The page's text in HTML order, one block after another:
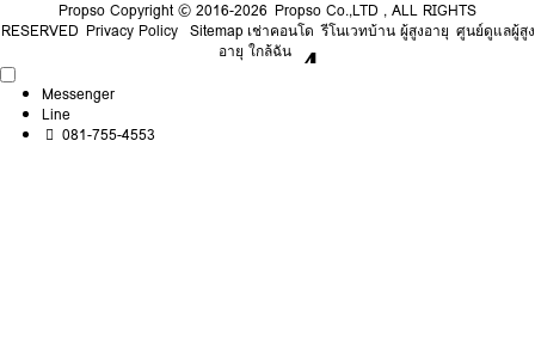
Propso Copyright © 2016-2026 Propso Co.,LTD , ALL RIGHTS
RESERVED Privacy Policy Sitemap เช่าคอนโด รีโนเวทบ้าน ผู้สูงอายุ ศูนย์ดูแลผู้สูง
อายุ ใกล้ฉัน
Messenger
Line
081-755-4553